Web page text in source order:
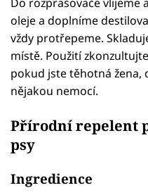
oleje a doplníme
vždy protřepeme.
místě. Použití
pokud jste těhotná žena,
nějakou nemocí.
Přírodní repelent
psy
Ingredience